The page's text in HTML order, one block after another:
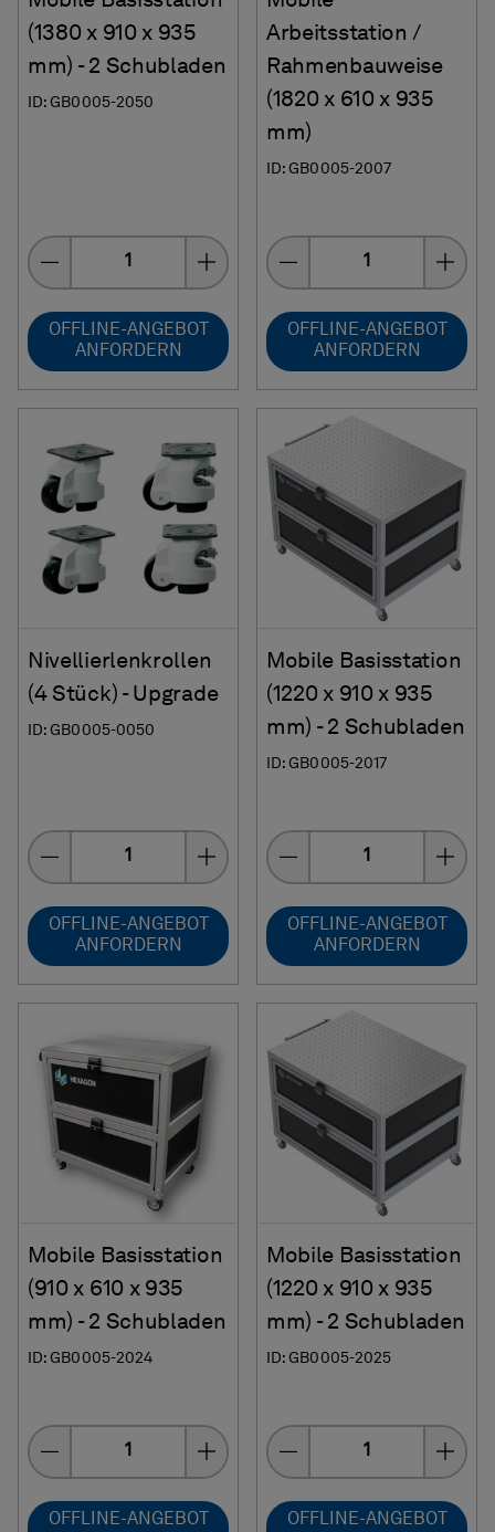
(1380 x 910 x 935
mm) - 2 Schubladen
ID: GB0005-2050
OFFLINE-ANGEBOT
ANFORDERN
Arbeitsstation /
Rahmenbauweise
(1820 x 610 x 935
mm)
ID: GB0005-2007
OFFLINE-ANGEBOT
ANFORDERN
Nivellierlenkrollen
(4 Stück) - Upgrade
ID: GB0005-0050
OFFLINE-ANGEBOT
ANFORDERN
Mobile Basisstation
(1220 x 910 x 935
mm) - 2 Schubladen
ID: GB0005-2017
OFFLINE-ANGEBOT
ANFORDERN
Mobile Basisstation
(910 x 610 x 935
mm) - 2 Schubladen
ID: GB0005-2024
OFFLINE-ANGEBOT
Mobile Basisstation
(1220 x 910 x 935
mm) - 2 Schubladen
ID: GB0005-2025
OFFLINE-ANGEBOT